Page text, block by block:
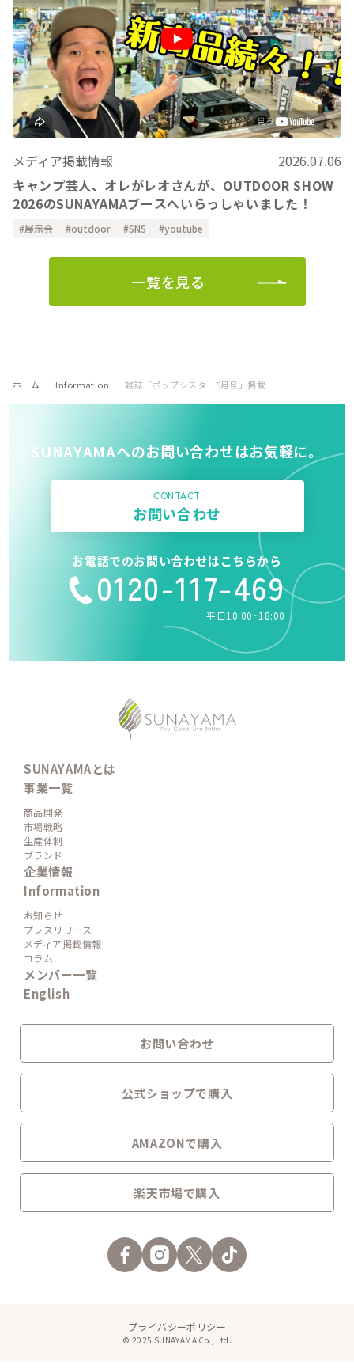
メディア掲載情報
2026.07.06
キャンプ芸人、オレがレオさんが、OUTDOOR SHOW
2026のSUNAYAMAブースへいらっしゃいました！
展示会 outdoor SNS youtube
一覧を見る
ホーム Information 雑誌「ポップシスター5月号」掲載
SUNAYAMAへのお問い合わせはお気軽に。
CONTACT
お問い合わせ
お電話でのお問い合わせはこちらから
0120-117-469
平日10:00~18:00
SUNAYAMAとは
事業一覧
商品開発
市場戦略
生産体制
ブランド
企業情報
Information
お知らせ
プレスリリース
メディア掲載情報
コラム
メンバー一覧
English
お問い合わせ
公式ショップで購入
AMAZONで購入
楽天市場で購入
© 2025 SUNAYAMA Co., Ltd.
プライバシーポリシー